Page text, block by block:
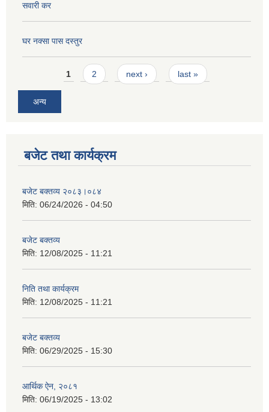
सवारी कर
घर नक्सा पास दस्तुर
Pages1 2 next › last »
अन्य
बजेट तथा कार्यक्रम
बजेट बक्तव्य २०८३।०८४
मिति: 06/24/2026 - 04:50
बजेट बक्तव्य
मिति: 12/08/2025 - 11:21
निति तथा कार्यक्रम
मिति: 12/08/2025 - 11:21
बजेट बक्तव्य
मिति: 06/29/2025 - 15:30
आर्थिक ऐन, २०८१
मिति: 06/19/2025 - 13:02